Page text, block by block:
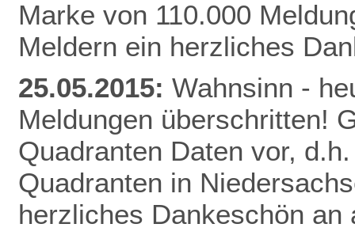
Marke von 110.000
Meldern ein herzliches
25.05.2015: Wahnsinn -
Meldungen überschritten!
Quadranten Daten vor,
Quadranten in
herzliches Dankeschön